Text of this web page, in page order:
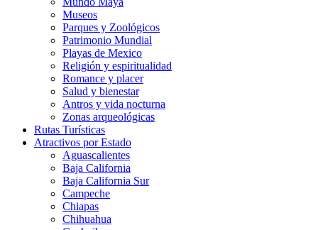
Museos
Parques y Zoológicos
Patrimonio Mundial
Playas de Mexico
Religión y espiritualidad
Romance y placer
Salud y bienestar
Antros y vida nocturna
Zonas arqueológicas
Rutas Turísticas
Atractivos por Estado
Aguascalientes
Baja California
Baja California Sur
Campeche
Chiapas
Chihuahua